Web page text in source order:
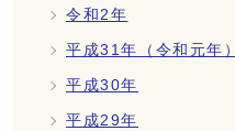
令和2年
平成31年（令和元年）
平成30年
平成29年